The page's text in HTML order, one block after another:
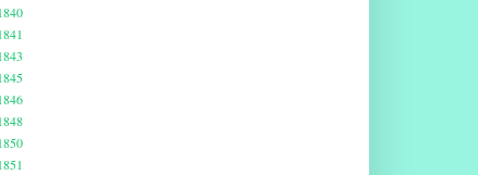
1840
1841
1843
1845
1846
1848
1850
1851